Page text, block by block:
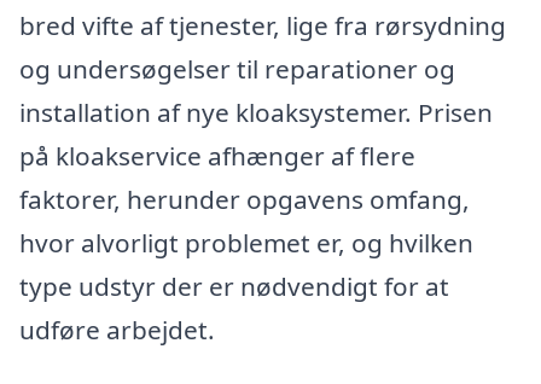
bred vifte af tjenester, lige fra rørsydning
og undersøgelser til reparationer og
installation af nye kloaksystemer. Prisen
på kloakservice afhænger af flere
faktorer, herunder opgavens omfang,
hvor alvorligt problemet er, og hvilken
type udstyr der er nødvendigt for at
udføre arbejdet.